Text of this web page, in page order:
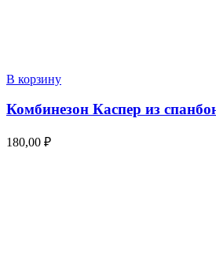
В корзину
Комбинезон Каспер из
180,00 ₽